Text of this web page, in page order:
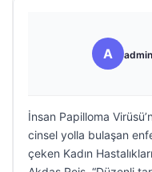
A admin
İnsan Papilloma
cinsel yolla bulaşan
çeken Kadın